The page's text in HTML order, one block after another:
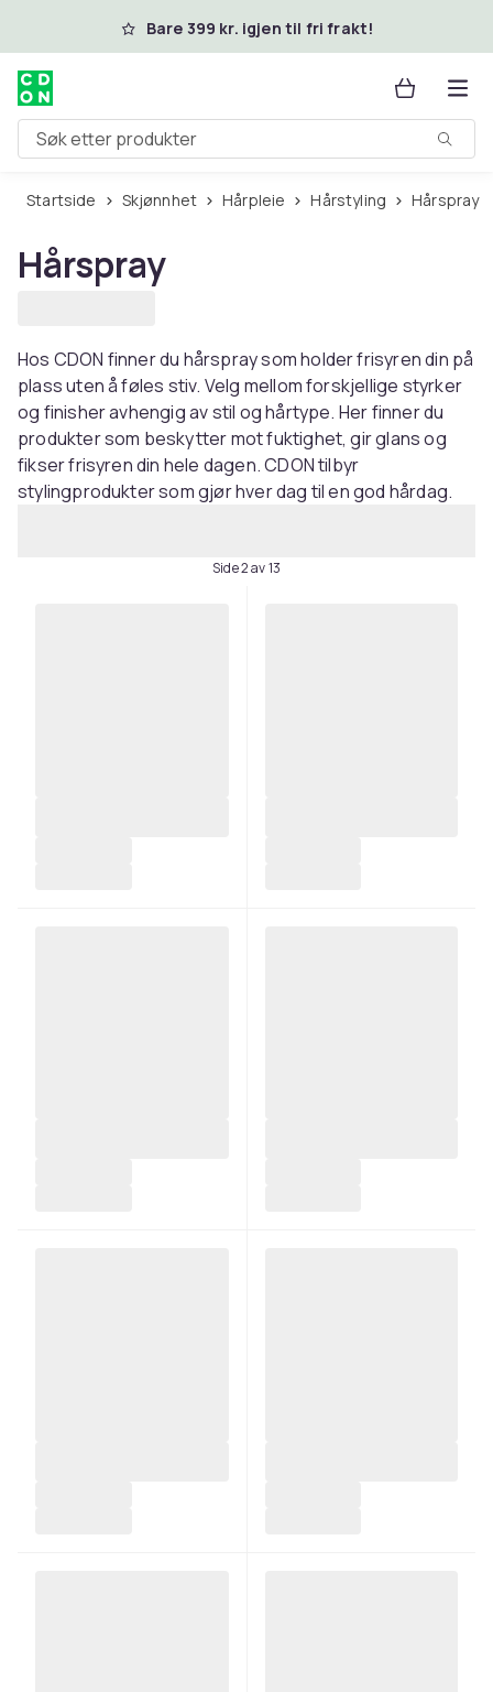
Hopp til hovedinnholdBare 399 kr. igjen til fri frakt!
Søk etter produkter
Startside Skjønnhet Hårpleie Hårstyling Hårspray
Hårspray
Hos CDON finner du hårspray som holder frisyren din på
plass uten å føles stiv. Velg mellom forskjellige styrker
og finisher avhengig av stil og hårtype. Her finner du
produkter som beskytter mot fuktighet, gir glans og
fikser frisyren din hele dagen. CDON tilbyr
stylingprodukter som gjør hver dag til en god hårdag.
Side 2 av 13